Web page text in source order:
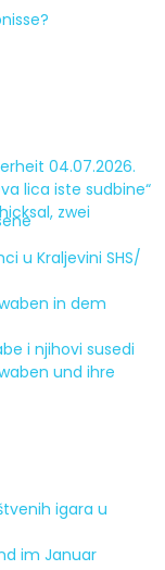
04.07.2026.
zwei
in dem
und ihre
im Januar